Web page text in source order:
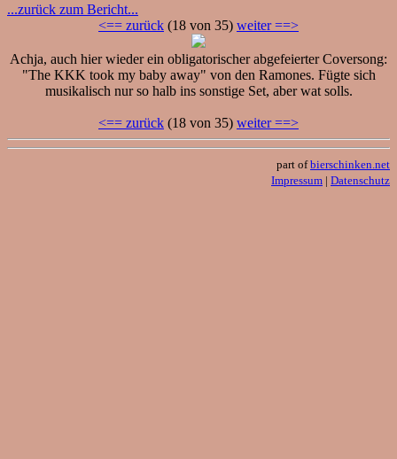
...zurück zum Bericht...
<== zurück (18 von 35) weiter ==>
Achja, auch hier wieder ein obligatorischer abgefeierter Coversong:
"The KKK took my baby away" von den Ramones. Fügte sich
musikalisch nur so halb ins sonstige Set, aber wat solls.
<== zurück (18 von 35) weiter ==>
part ofbierschinken.net
Impressum | Datenschutz